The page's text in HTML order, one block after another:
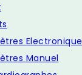
Electronique
Manuel